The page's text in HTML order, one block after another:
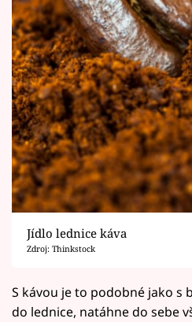
Jídlo lednice káva
Zdroj: Thinkstock
S kávou je to podobné jako s
do lednice, natáhne do sebe